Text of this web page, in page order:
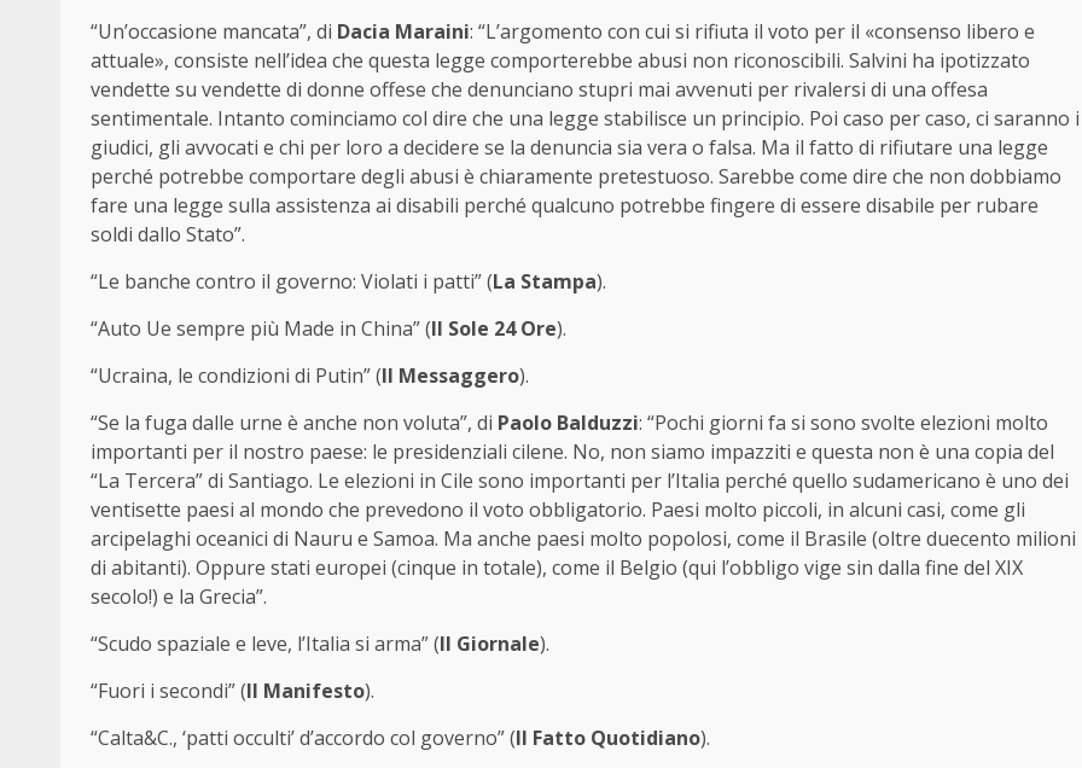
“Un’occasione mancata”, di Dacia Maraini: “L’argomento con cui si rifiuta il voto per il «consenso libero e
attuale», consiste nell’idea che questa legge comporterebbe abusi non riconoscibili. Salvini ha ipotizzato
vendette su vendette di donne offese che denunciano stupri mai avvenuti per rivalersi di una offesa
sentimentale. Intanto cominciamo col dire che una legge stabilisce un principio. Poi caso per caso, ci saranno i
giudici, gli avvocati e chi per loro a decidere se la denuncia sia vera o falsa. Ma il fatto di rifiutare una legge
perché potrebbe comportare degli abusi è chiaramente pretestuoso. Sarebbe come dire che non dobbiamo
fare una legge sulla assistenza ai disabili perché qualcuno potrebbe fingere di essere disabile per rubare
soldi dallo Stato”.
“Le banche contro il governo: Violati i patti” (La Stampa).
“Auto Ue sempre più Made in China” (Il Sole 24 Ore).
“Ucraina, le condizioni di Putin” (Il Messaggero).
“Se la fuga dalle urne è anche non voluta”, di Paolo Balduzzi: “Pochi giorni fa si sono svolte elezioni molto
importanti per il nostro paese: le presidenziali cilene. No, non siamo impazziti e questa non è una copia del
“La Tercera” di Santiago. Le elezioni in Cile sono importanti per l’Italia perché quello sudamericano è uno dei
ventisette paesi al mondo che prevedono il voto obbligatorio. Paesi molto piccoli, in alcuni casi, come gli
arcipelaghi oceanici di Nauru e Samoa. Ma anche paesi molto popolosi, come il Brasile (oltre duecento milioni
di abitanti). Oppure stati europei (cinque in totale), come il Belgio (qui l’obbligo vige sin dalla fine del XIX
secolo!) e la Grecia”.
“Scudo spaziale e leve, l’Italia si arma” (Il Giornale).
“Fuori i secondi” (Il Manifesto).
“Calta&C., ‘patti occulti’ d’accordo col governo” (Il Fatto Quotidiano).